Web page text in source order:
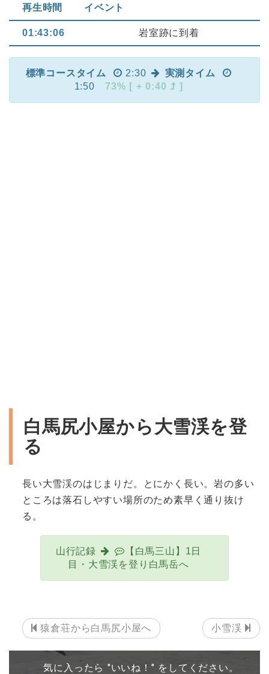
再生時間 イベント
01:43:06 岩室跡に到着
標準コースタイム 2:30
実測タイム
1:50
73% [ + 0:40 ]
白馬尻小屋から大雪渓を登
る
長い大雪渓のはじまりだ。とにかく長い。岩の多い
ところは落石しやすい場所のため素早く通り抜け
る。
山行記録
【白馬三山】1日
目・大雪渓を登り白馬岳へ
猿倉荘から白馬尻小屋へ 小雪渓
気に入ったら "いいね！" をしてください。